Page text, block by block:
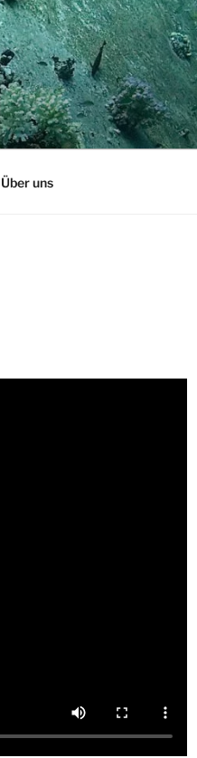
Über uns